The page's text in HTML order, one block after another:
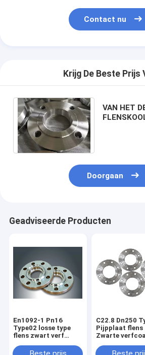
Contact nu
Krijg De Beste Prijs
VAN HET
Doorgaan
Geadviseerde Producten
En1092-1 Pn16
Type02 losse type
flens zwart verf
C22.8 Dn250
Pijpplaat flens
Zwarte